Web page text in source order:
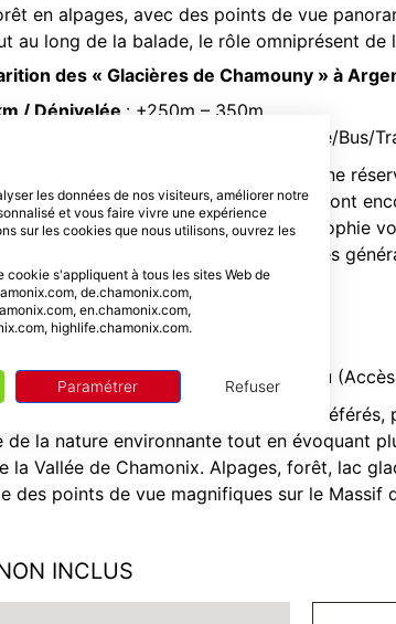
en alpages, avec des points de vue
au long de la balade, le rôle omniprésent de
des « Glacières de Chamouny » à
/ Dénivelée : +250m – 350m
Gare Montroc (Accès Voiture/Bus/
emmène pas sur un glacier, domaine
permettant de les admirer. Ils sont
petit à petit. Pourquoi ? Comment ? Sophie
nous à les sauvegarder pour les
dans le passé aux Houches
Arrivée :Parking du Bettey - Coupeau
emmènera sur un de ses itinéraires
de la nature environnante tout en évoquant
la Vallée de Chamonix. Alpages, forêt, lac
des points de vue magnifiques sur le Massif
INCLUS
les données de nos visiteurs, améliorer notre
et vous faire vivre une expérience
sur les cookies que nous utilisons, ouvrez les
s'appliquent à tous les sites Web de
de.chamonix.com,
en.chamonix.com,
highlife.chamonix.com.
Paramétrer Refuser